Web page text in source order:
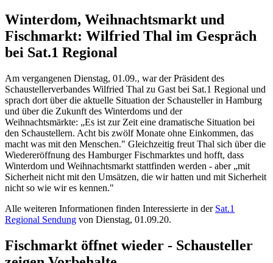
Winterdom, Weihnachtsmarkt und
Fischmarkt: Wilfried Thal im Gespräch
bei Sat.1 Regional
Am vergangenen Dienstag, 01.09., war der Präsident des
Schaustellerverbandes Wilfried Thal zu Gast bei Sat.1 Regional und
sprach dort über die aktuelle Situation der Schausteller in Hamburg
und über die Zukunft des Winterdoms und der
Weihnachtsmärkte: „Es ist zur Zeit eine dramatische Situation bei
den Schaustellern. Acht bis zwölf Monate ohne Einkommen, das
macht was mit den Menschen." Gleichzeitig freut Thal sich über die
Wiedereröffnung des Hamburger Fischmarktes und hofft, dass
Winterdom und Weihnachtsmarkt stattfinden werden - aber „mit
Sicherheit nicht mit den Umsätzen, die wir hatten und mit Sicherheit
nicht so wie wir es kennen."
Alle weiteren Informationen finden Interessierte in der Sat.1
Regional Sendung von Dienstag, 01.09.20.
Fischmarkt öffnet wieder - Schausteller